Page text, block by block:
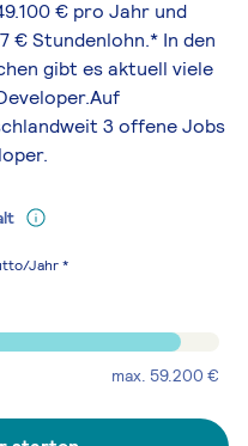
€ pro Jahr und
€ Stundenlohn.* In den
gibt es aktuell viele
3 offene Jobs
Jahr *
max. 59.200 €